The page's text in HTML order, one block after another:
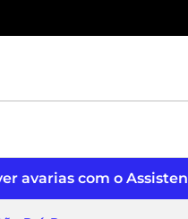
avarias com o